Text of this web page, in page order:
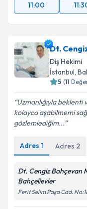
11:00
Dt.
Diş Hekimi
İstanbul,
5 (11
Uzmanlığıyla beklenti
kolayca aşabilmemi
gözlemlediğim...
Adres 1 Adres 2
Dt. Cengiz Bahçevan
Bahçelievler
Ferit Selim Paşa Cad.